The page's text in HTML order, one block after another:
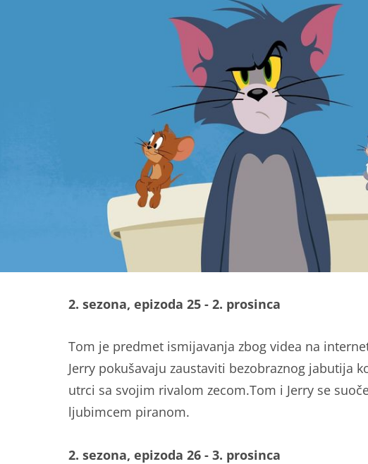
2. sezona, epizoda 25 - 2. prosinca
Tom je predmet ismijavanja zbog videa na
Jerry pokušavaju zaustaviti bezobraznog jabutija
utrci sa svojim rivalom zecom.Tom i Jerry se
ljubimcem piranom.
2. sezona, epizoda 26 - 3. prosinca